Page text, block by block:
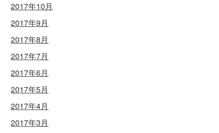
2017年10月
2017年9月
2017年8月
2017年7月
2017年6月
2017年5月
2017年4月
2017年3月